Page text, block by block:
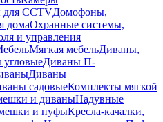
для CCTVДомофоны,
домаОхранные системы,
и управления
Мягкая мебельДиваны,
Диваны П-
Диваны
садовыеКомплекты мягкой
и диваныНадувные
и пуфыКресла-качалки,